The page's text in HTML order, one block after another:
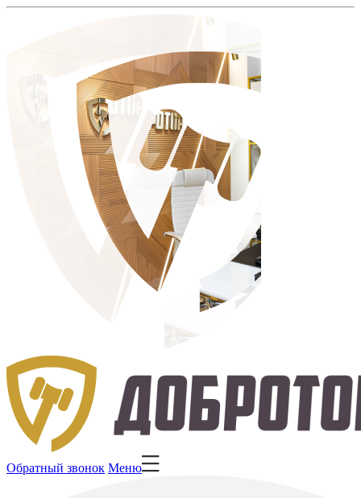
Обратный звонок Меню